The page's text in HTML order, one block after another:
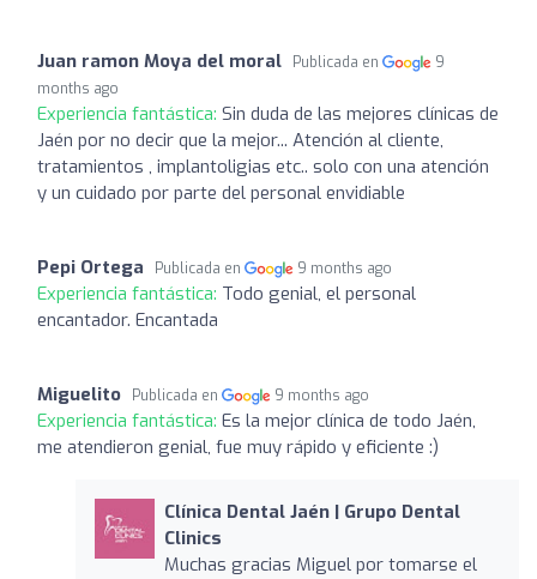
Juan ramon Moya del moral Publicada en
9
months ago
Experiencia fantástica: Sin duda de las mejores clínicas de
Jaén por no decir que la mejor... Atención al cliente,
tratamientos , implantoligias etc.. solo con una atención
y un cuidado por parte del personal envidiable
Pepi Ortega Publicada en 9 months ago
Experiencia fantástica: Todo genial, el personal
encantador. Encantada
Miguelito Publicada en 9 months ago
Experiencia fantástica: Es la mejor clínica de todo Jaén,
me atendieron genial, fue muy rápido y eficiente :)
Clínica Dental Jaén | Grupo Dental
Clinics
Muchas gracias Miguel por tomarse el